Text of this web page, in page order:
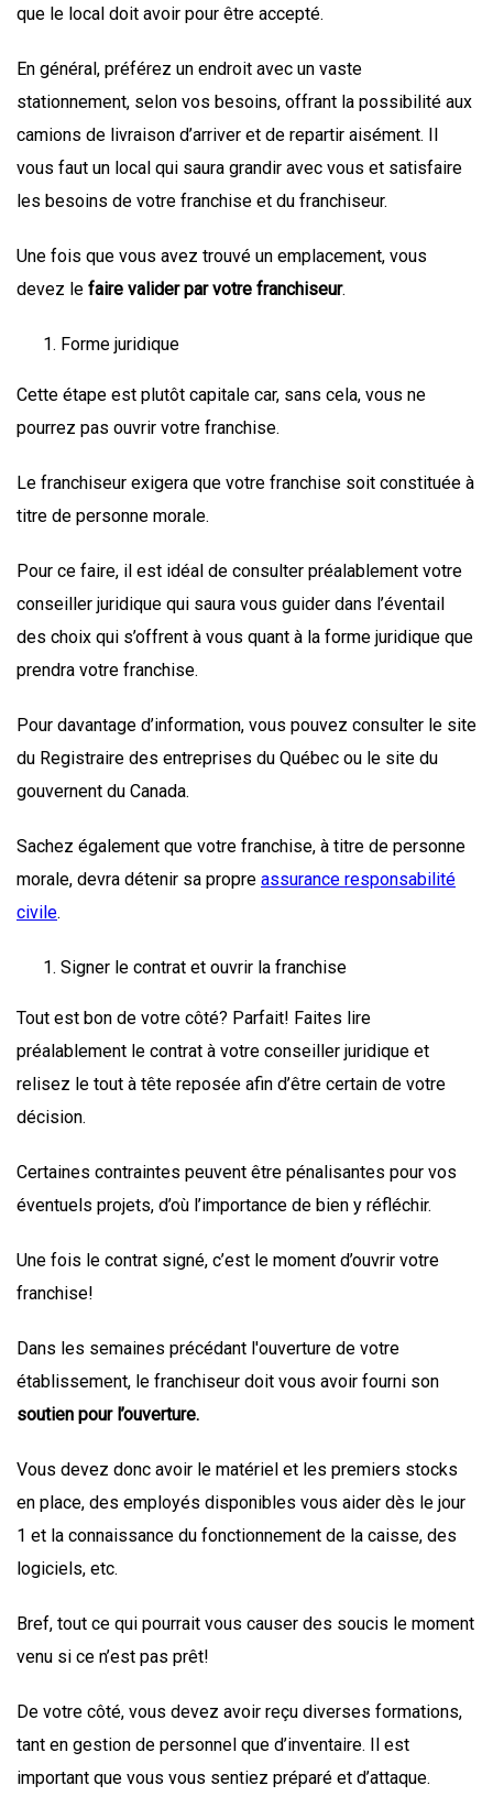
que le local doit avoir pour être accepté.
En général, préférez un endroit avec un vaste
stationnement, selon vos besoins, offrant la possibilité aux
camions de livraison d’arriver et de repartir aisément. Il
vous faut un local qui saura grandir avec vous et satisfaire
les besoins de votre franchise et du franchiseur.
Une fois que vous avez trouvé un emplacement, vous
devez le faire valider par votre franchiseur.
Forme juridique
Cette étape est plutôt capitale car, sans cela, vous ne
pourrez pas ouvrir votre franchise.
Le franchiseur exigera que votre franchise soit constituée à
titre de personne morale.
Pour ce faire, il est idéal de consulter préalablement votre
conseiller juridique qui saura vous guider dans l’éventail
des choix qui s’offrent à vous quant à la forme juridique que
prendra votre franchise.
Pour davantage d’information, vous pouvez consulter le site
du Registraire des entreprises du Québec ou le site du
gouvernent du Canada.
Sachez également que votre franchise, à titre de personne
morale, devra détenir sa propre assurance responsabilité
civile.
Signer le contrat et ouvrir la franchise
Tout est bon de votre côté? Parfait! Faites lire
préalablement le contrat à votre conseiller juridique et
relisez le tout à tête reposée afin d’être certain de votre
décision.
Certaines contraintes peuvent être pénalisantes pour vos
éventuels projets, d’où l’importance de bien y réfléchir.
Une fois le contrat signé, c’est le moment d’ouvrir votre
franchise!
Dans les semaines précédant l'ouverture de votre
établissement, le franchiseur doit vous avoir fourni son
soutien pour l’ouverture.
Vous devez donc avoir le matériel et les premiers stocks
en place, des employés disponibles vous aider dès le jour
1 et la connaissance du fonctionnement de la caisse, des
logiciels, etc.
Bref, tout ce qui pourrait vous causer des soucis le moment
venu si ce n’est pas prêt!
De votre côté, vous devez avoir reçu diverses formations,
tant en gestion de personnel que d’inventaire. Il est
important que vous vous sentiez préparé et d’attaque.